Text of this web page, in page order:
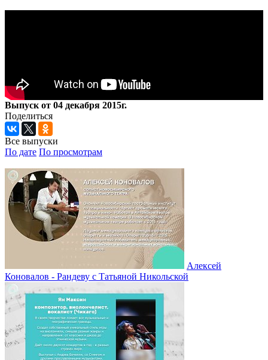
Выпуск от 04 декабря 2015г.
Поделиться
Все выпуски
По дате По просмотрам
Алексей
Коновалов - Рандеву с Татьяной Никольской